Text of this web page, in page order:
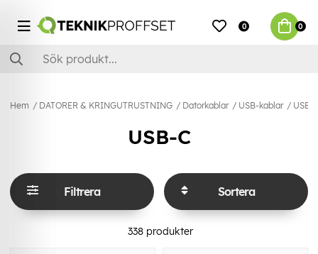
0 0
Hem DATORER & KRINGUTRUSTNING Datorkablar USB-kablar USB-
USB-C
Filtrera Sortera
338 produkter